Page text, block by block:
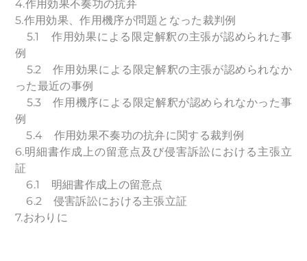
4.作用効果不奏功の抗弁
5.作用効果、作用機序が問題となった裁判例
5.1 作用効果による限定解釈の主張が認められた事
例
5.2 作用効果による限定解釈の主張が認められなか
った最近の事例
5.3 作用機序による限定解釈が認められなかった事
例
5.4 作用効果不奏功の抗弁に関する裁判例
6.明細書作成上の留意点及び侵害訴訟における主張立
証
6.1 明細書作成上の留意点
6.2 侵害訴訟における主張立証
7.おわりに